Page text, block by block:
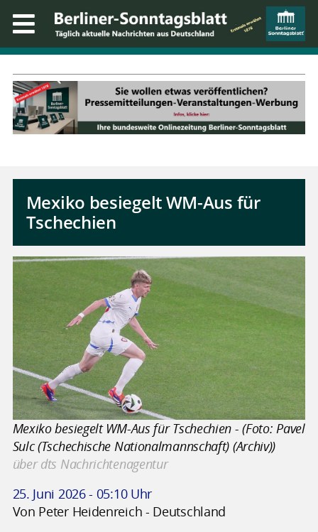
Mexiko besiegelt WM-Aus für
Tschechien
Mexiko besiegelt WM-Aus für Tschechien - (Foto: Pavel
Sulc (Tschechische Nationalmannschaft) (Archiv))
über dts Nachrichtenagentur
25. Juni 2026 - 05:10 Uhr
Von Peter Heidenreich - Deutschland